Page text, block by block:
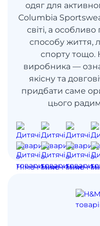
одяг для
Columbia
світі, а
способу життя,
спорту тощо.
виробника —
якісну та
придбати саме
цього